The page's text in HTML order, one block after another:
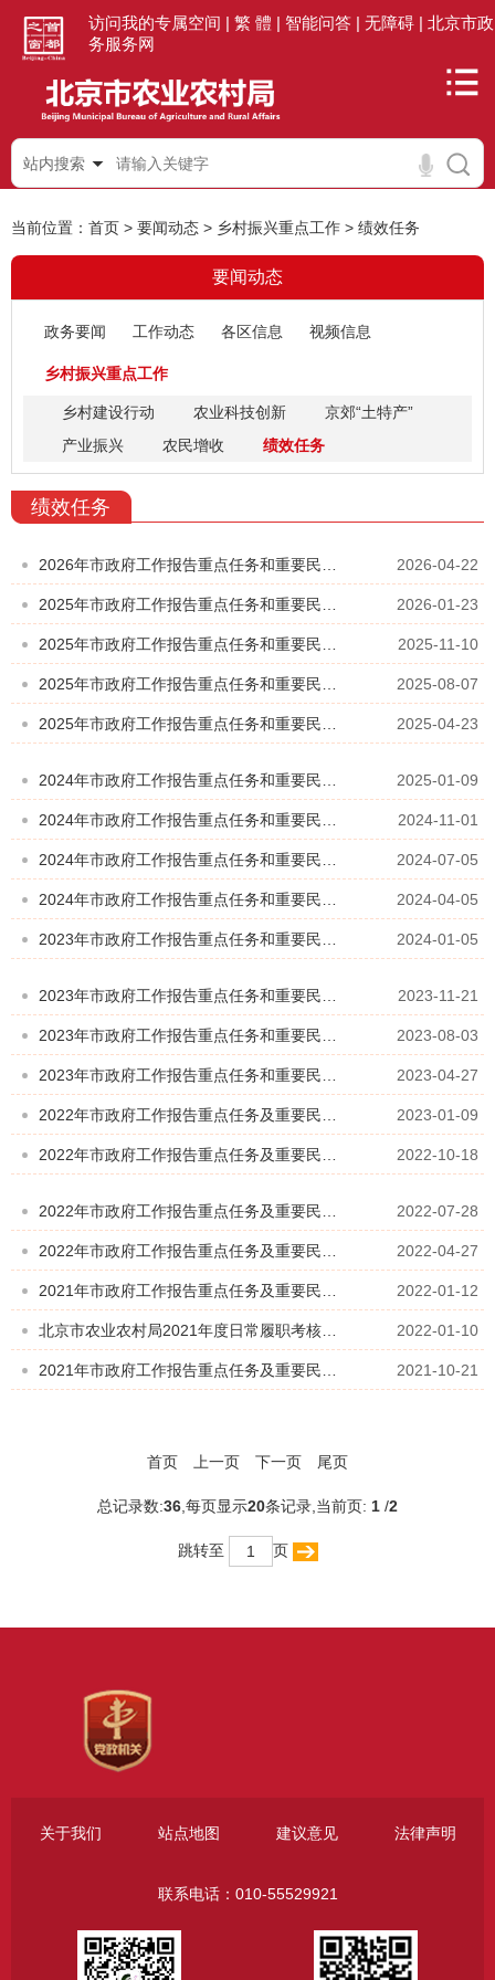
访问我的专属空间 | 繁 體 | 智能问答 | 无障碍 | 北京市政
务服务网
站内搜索
当前位置： 首页 > 要闻动态 > 乡村振兴重点工作 > 绩效任务
要闻动态
政务要闻 工作动态 各区信息 视频信息
乡村振兴重点工作
乡村建设行动 农业科技创新
京郊“土特产”
产业振兴
农民增收 绩效任务
绩效任务
2026-04-22
2026-01-23
2025-11-10
2025-08-07
2025-04-23
2025-01-09
2024-11-01
2024-07-05
2024-04-05
2024-01-05
2023-11-21
2023-08-03
2023-04-27
2023-01-09
2022-10-18
2022-07-28
2022-04-27
2022-01-12
2022-01-10
2021-10-21
首页 上一页 下一页 尾页
总记录数:36 ,每页显示20条记录,当前页: 1 /2
跳转至 页
关于我们 站点地图 建议意见 法律声明
联系电话：010-55529921